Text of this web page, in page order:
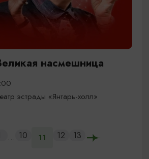
насмешница
эстрады «Янтарь-холл»
... 10 11 12 13